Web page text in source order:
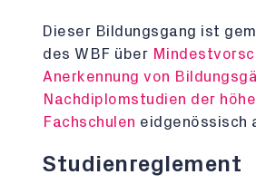
Dieser Bildungsgang ist
des WBF über
Anerkennung von
Nachdiplomstudien der
Fachschulen eidgenössisch
Studienreglement